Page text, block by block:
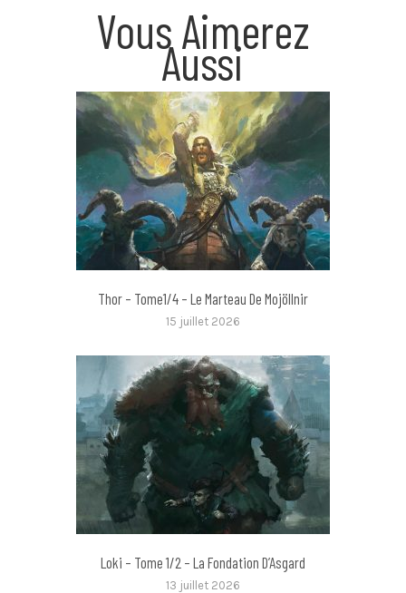
Vous Aimerez
Aussi
Thor – Tome1/4 – Le Marteau De Mojöllnir
15 juillet 2026
Loki – Tome 1/2 – La Fondation D’Asgard
13 juillet 2026